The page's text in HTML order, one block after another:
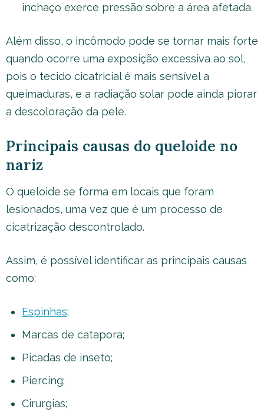
inchaço exerce pressão sobre a área afetada.
Além disso, o incômodo pode se tornar mais forte
quando ocorre uma exposição excessiva ao sol,
pois o tecido cicatricial é mais sensível a
queimaduras, e a radiação solar pode ainda piorar
a descoloração da pele.
Principais causas do queloide no
nariz
O queloide se forma em locais que foram
lesionados, uma vez que é um processo de
cicatrização descontrolado.
Assim, é possível identificar as principais causas
como:
Espinhas;
Marcas de catapora;
Picadas de inseto;
Piercing;
Cirurgias;